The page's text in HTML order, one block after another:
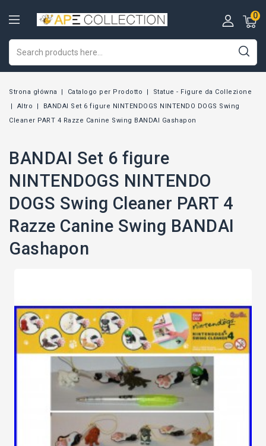
0
Strona główna Catalogo per Prodotto
Statue - Figure da Collezione
Altro
BANDAI Set 6 figure NINTENDOGS NINTENDO DOGS Swing
Cleaner PART 4 Razze Canine Swing BANDAI Gashapon
BANDAI Set 6 figure
NINTENDOGS NINTENDO
DOGS Swing Cleaner PART 4
Razze Canine Swing BANDAI
Gashapon